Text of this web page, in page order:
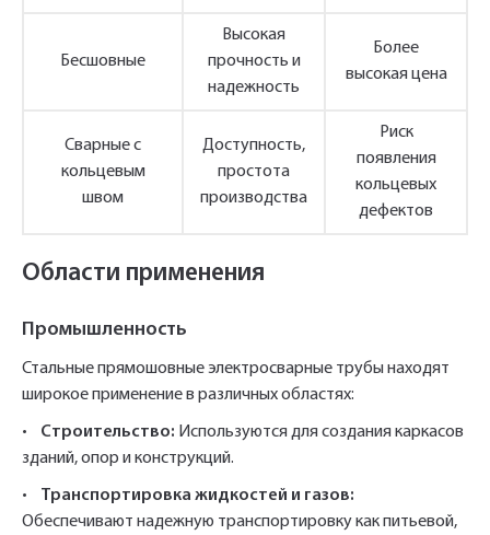
Бесшовные
Высокая
прочность и
надежность
Более
высокая цена
Сварные с
кольцевым
швом
Доступность,
простота
производства
Риск
появления
кольцевых
дефектов
Области применения
Промышленность
Стальные прямошовные электросварные трубы находят
широкое применение в различных областях:
• Строительство: Используются для создания каркасов
зданий, опор и конструкций.
•
Транспортировка жидкостей и газов:
Обеспечивают надежную транспортировку как питьевой,
Телефон
Быстрый заказ
Ваша заявка будет обработана
нами в ближайшее время
Ваш заказ будет обработан нами в
ближайшее время
Ссылка для подтверждения
регистрации отправлена на указанный
вами почтовый адрес. Перейдите по
ссылке подтверждения в течении 3
дней.
Телефон*
Отправить
Нажимая на кнопку «Отправить» вы
менеджеры перезвонят вам в ближайшее
время.
Отправить
Нажимая на кнопку «Отправить» вы